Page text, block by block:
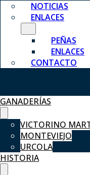
NOTICIAS
ENLACES
PEÑAS
ENLACES
CONTACTO
GANADERÍAS
VICTORINO
MONTEVIEJO
URCOLA
HISTORIA